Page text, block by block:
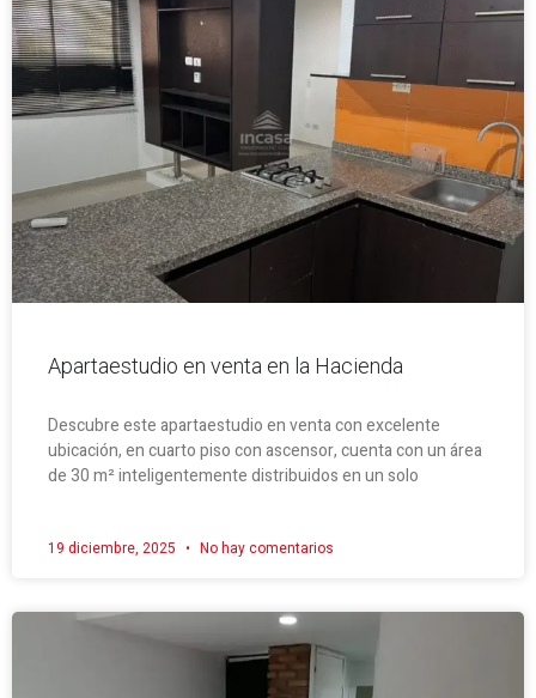
Apartaestudio en venta en la Hacienda
Descubre este apartaestudio en venta con excelente
ubicación, en cuarto piso con ascensor, cuenta con un área
de 30 m² inteligentemente distribuidos en un solo
19 diciembre, 2025 No hay comentarios